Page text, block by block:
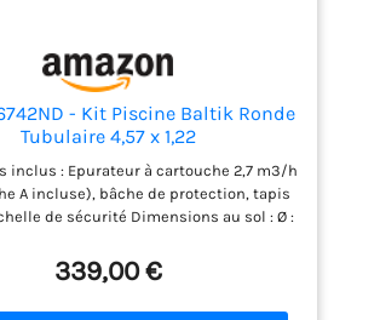
- Kit Piscine Baltik Ronde
Tubulaire 4,57 x 1,22
inclus : Epurateur à cartouche 2,7 m3/h
A incluse), bâche de protection, tapis
de sécurité Dimensions au sol : Ø :
: liner triple épaisseur et tubes
Montage facile : s'installe en 45
minutes Capacité : 16,8 m3
339,00 €